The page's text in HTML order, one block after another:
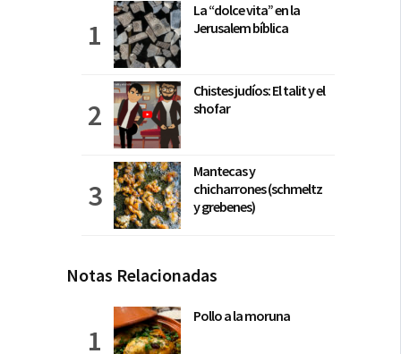
La “dolce vita” en la
Jerusalem bíblica
Chistes judíos: El talit y el
shofar
Mantecas y
chicharrones (schmeltz
y grebenes)
Notas Relacionadas
Pollo a la moruna